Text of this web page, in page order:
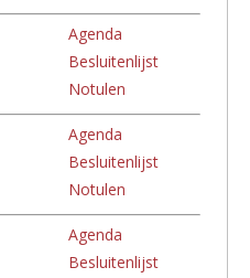
Agenda
Besluitenlijst
Notulen
Agenda
Besluitenlijst
Notulen
Agenda
Besluitenlijst